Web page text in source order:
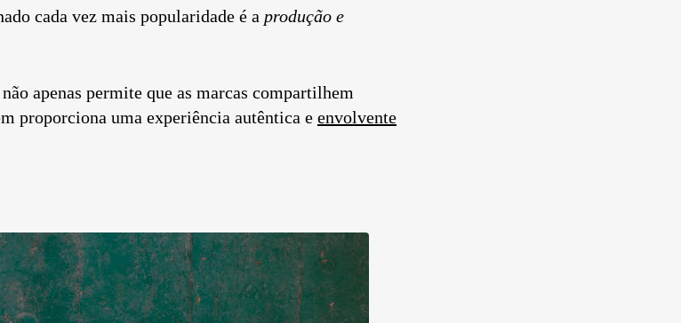
cada vez mais popularidade é a produção e
não apenas permite que as marcas compartilhem
proporciona uma experiência autêntica e envolvente